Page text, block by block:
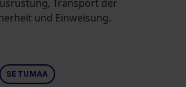
Transport der
und Einweisung.
SETUMAA